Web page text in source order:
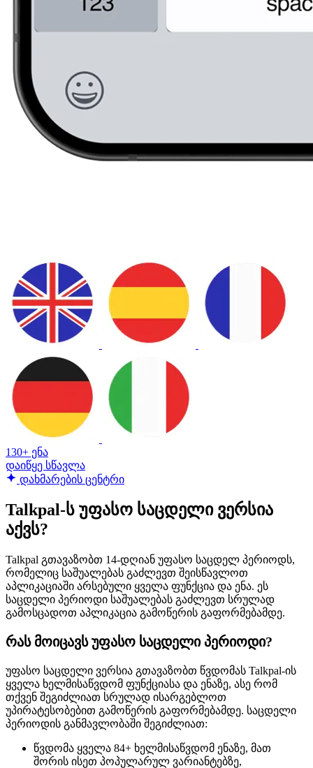
130+ ენა
დაიწყე სწავლა
დახმარების ცენტრი
Talkpal-ს უფასო საცდელი ვერსია
აქვს?
Talkpal გთავაზობთ 14-დღიან უფასო საცდელ პერიოდს,
რომელიც საშუალებას გაძლევთ შეისწავლოთ
აპლიკაციაში არსებული ყველა ფუნქცია და ენა. ეს
საცდელი პერიოდი საშუალებას გაძლევთ სრულად
გამოსცადოთ აპლიკაცია გამოწერის გაფორმებამდე.
რას მოიცავს უფასო საცდელი პერიოდი?
უფასო საცდელი ვერსია გთავაზობთ წვდომას Talkpal-ის
ყველა ხელმისაწვდომ ფუნქციასა და ენაზე, ასე რომ
თქვენ შეგიძლიათ სრულად ისარგებლოთ
უპირატესობებით გამოწერის გაფორმებამდე. საცდელი
პერიოდის განმავლობაში შეგიძლიათ:
წვდომა ყველა 84+ ხელმისაწვდომ ენაზე, მათ
შორის ისეთ პოპულარულ ვარიანტებზე,